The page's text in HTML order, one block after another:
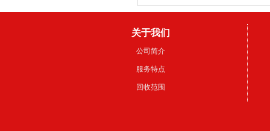
关于我们
公司简介
服务特点
回收范围